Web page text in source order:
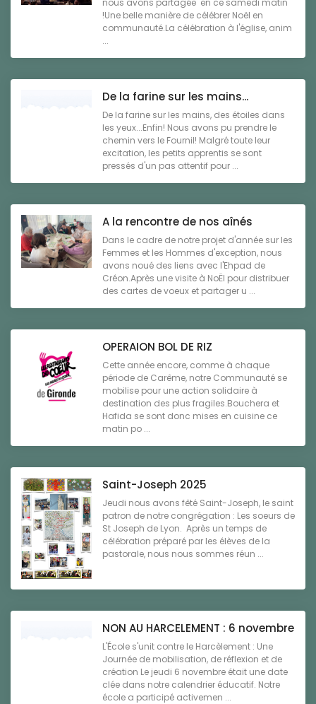
nous avons partagée en ce samedi matin
!Une belle manière de célébrer Noël en
communauté.La célébration à l'église, anim
...
De la farine sur les mains...
De la farine sur les mains, des étoiles dans
les yeux...Enfin! Nous avons pu prendre le
chemin vers le Fournil! Malgré toute leur
excitation, les petits apprentis se sont
pressés d'un pas attentif pour ...
A la rencontre de nos aînés
Dans le cadre de notre projet d'année sur les
Femmes et les Hommes d'exception, nous
avons noué des liens avec l'Ehpad de
Créon.Après une visite à NoËl pour distribuer
des cartes de voeux et partager u ...
OPERAION BOL DE RIZ
Cette année encore, comme à chaque
période de Carême, notre Communauté se
mobilise pour une action solidaire à
destination des plus fragiles.Bouchera et
Hafida se sont donc mises en cuisine ce
matin po ...
Saint-Joseph 2025
Jeudi nous avons fêté Saint-Joseph, le saint
patron de notre congrégation : Les soeurs de
St Joseph de Lyon. Après un temps de
célébration préparé par les élèves de la
pastorale, nous nous sommes réun ...
NON AU HARCELEMENT : 6 novembre
L'École s'unit contre le Harcèlement : Une
Journée de mobilisation, de réflexion et de
création Le jeudi 6 novembre était une date
clée dans notre calendrier éducatif. Notre
école a participé activemen ...